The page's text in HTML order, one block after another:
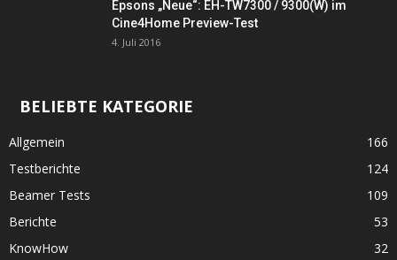
Epsons „Neue“: EH-TW7300 / 9300(W) im
Cine4Home Preview-Test
4. Juli 2016
BELIEBTE KATEGORIE
Allgemein
166
Testberichte
124
Beamer Tests
109
Berichte
53
KnowHow
32